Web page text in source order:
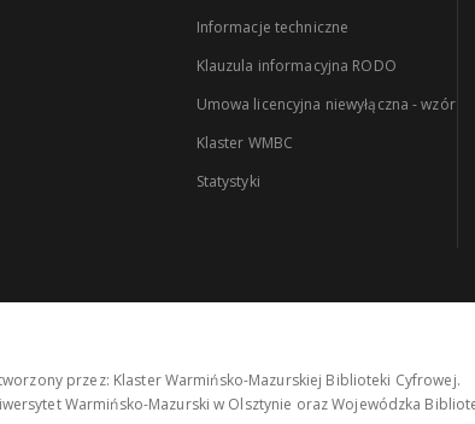
Informacje techniczne
Klauzula informacyjna RODO
Umowa licencyjna niewyłączna - wzór
Klaster WMBC
Statystyki
przez: Klaster Warmińsko-Mazurskiej Biblioteki Cyfrowej.
Warmińsko-Mazurski w Olsztynie oraz Wojewódzka